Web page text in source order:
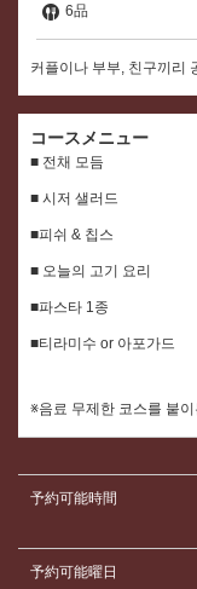
6品
커플이나 부부, 친구끼리
コースメニュー
■ 전채 모듬
■ 시저 샐러드
■피쉬 & 칩스
■ 오늘의 고기 요리
■파스타 1종
■티라미수 or 아포가드
※음료 무제한 코스를 붙
予約可能時間
予約可能曜日 こ